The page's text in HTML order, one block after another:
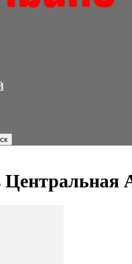
Центральная